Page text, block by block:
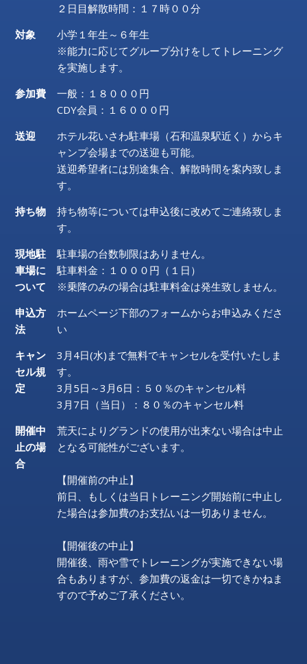
２日目解散時間：１７時００分
対象
小学１年生～６年生
※能力に応じてグループ分けをしてトレーニング
を実施します。
参加費
一般：１８０００円
CDY会員：１６０００円
送迎
ホテル花いさわ駐車場（石和温泉駅近く）からキ
ャンプ会場までの送迎も可能。
送迎希望者には別途集合、解散時間を案内致しま
す。
持ち物
持ち物等については申込後に改めてご連絡致しま
す。
現地駐
車場に
ついて
駐車場の台数制限はありません。
駐車料金：１０００円（１日）
※乗降のみの場合は駐車料金は発生致しません。
申込方
法
ホームページ下部のフォームからお申込みくださ
い
キャン
セル規
定
3月4日(水)まで無料でキャンセルを受付いたしま
す。
3月5日～3月6日：５０％のキャンセル料
3月7日（当日）：８０％のキャンセル料
開催中
止の場
合
荒天によりグランドの使用が出来ない場合は中止
となる可能性がございます。
【開催前の中止】
前日、もしくは当日トレーニング開始前に中止し
た場合は参加費のお支払いは一切ありません。
【開催後の中止】
開催後、雨や雪でトレーニングが実施できない場
合もありますが、参加費の返金は一切できかねま
すので予めご了承ください。